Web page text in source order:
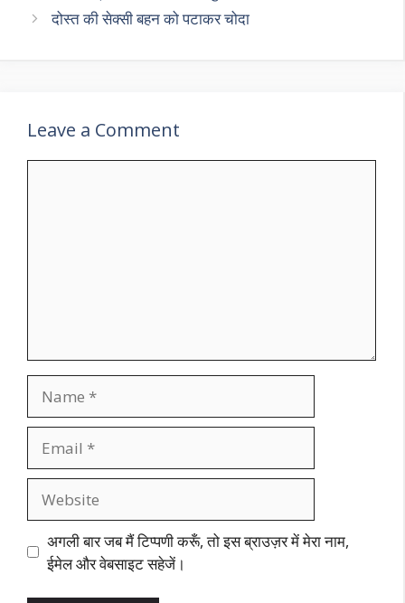
दोस्त की सेक्सी बहन को पटाकर चोदा
Leave a Comment
अगली बार जब मैं टिप्पणी करूँ, तो इस ब्राउज़र में मेरा नाम,
ईमेल और वेबसाइट सहेजें।